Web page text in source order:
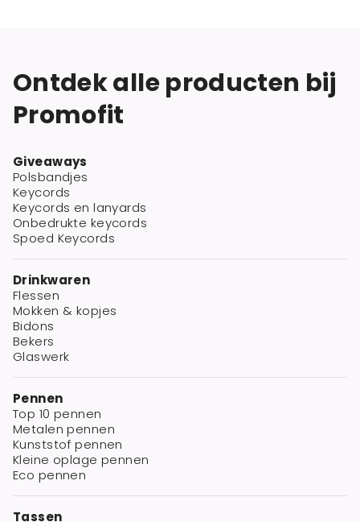
Ontdek alle producten bij
Promofit
Giveaways
Polsbandjes
Keycords
Keycords en lanyards
Onbedrukte keycords
Spoed Keycords
Drinkwaren
Flessen
Mokken & kopjes
Bidons
Bekers
Glaswerk
Pennen
Top 10 pennen
Metalen pennen
Kunststof pennen
Kleine oplage pennen
Eco pennen
Tassen